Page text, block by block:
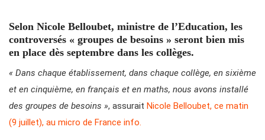
Selon Nicole Belloubet, ministre de l’Education, les
controversés « groupes de besoins » seront bien mis
en place dès septembre dans les collèges.
« Dans chaque établissement, dans chaque collège, en sixième
et en cinquième, en français et en maths, nous avons installé
des groupes de besoins », assurait Nicole Belloubet, ce matin
(9 juillet), au micro de France info.